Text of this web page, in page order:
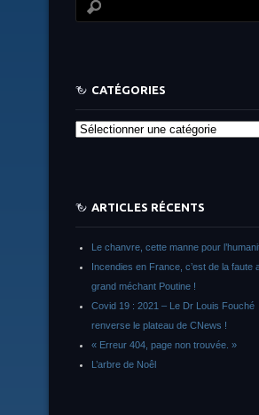
CATÉGORIES
Catégories
ARTICLES RÉCENTS
Le chanvre, cette manne pour
Incendies en France, c’est de la faute
grand méchant Poutine !
Covid 19 : 2021 – Le Dr Louis Fouché
renverse le plateau de CNews !
« Erreur 404, page non trouvée. »
L’arbre de Noêl